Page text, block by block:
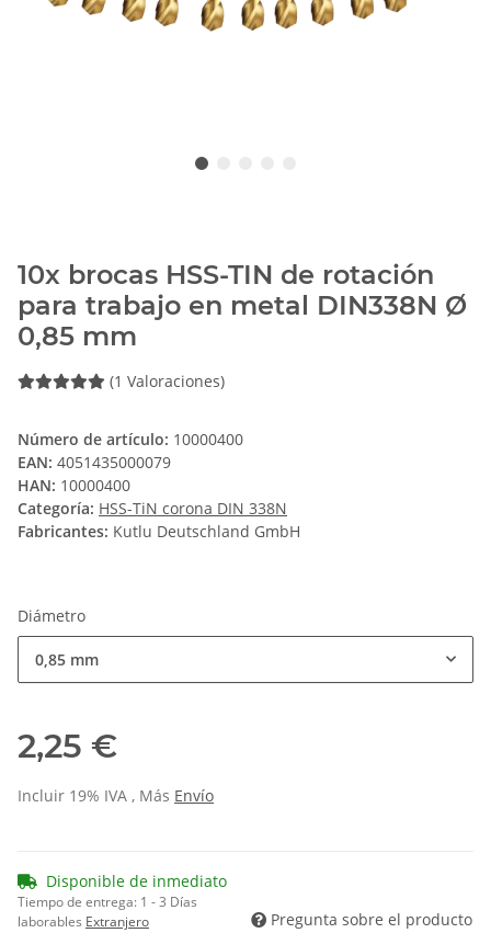
10x brocas HSS-TIN de rotación
para trabajo en metal DIN338N Ø
0,85 mm
(1 Valoraciones)
Número de artículo: 10000400
EAN: 4051435000079
HAN: 10000400
Categoría: HSS-TiN corona DIN 338N
Fabricantes: Kutlu Deutschland GmbH
Diámetro
0,85 mm
2,25 €
Incluir 19% IVA , Más Envío
Disponible de inmediato
Tiempo de entrega: 1 - 3 Días
laborables Extranjero Pregunta sobre el producto